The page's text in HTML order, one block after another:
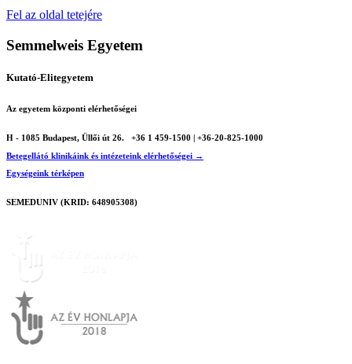
Fel az oldal tetejére
Semmelweis Egyetem
Kutató-Elitegyetem
Az egyetem központi elérhetőségei
H - 1085 Budapest, Üllői út 26.
+36 1 459-1500 | +36-20-825-1000
Betegellátó klinikáink és intézeteink elérhetőségei →
Egységeink térképen
SEMEDUNIV (KRID: 648905308)